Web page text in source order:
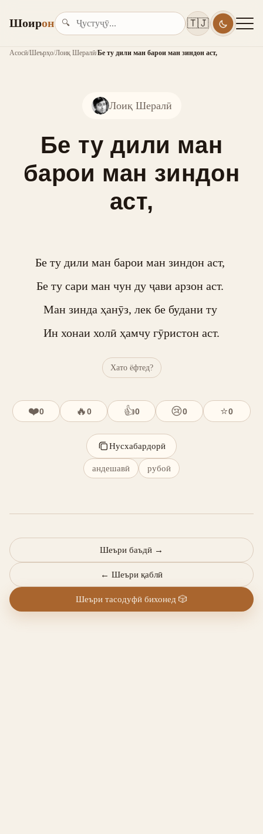
Шоирон 🔍 🇹🇯
Асосӣ/Шеърҳо/Лоиқ Шералӣ/Бе ту дили ман барои ман зиндон аст,
Лоиқ Шералӣ
Бе ту дили ман
барои ман зиндон
аст,
Бе ту дили ман барои ман зиндон аст,
Бе ту сари ман чун ду ҷави арзон аст.
Ман зинда ҳанӯз, лек бе будани ту
Ин хонаи холӣ ҳамчу гӯристон аст.
Хато ёфтед?
❤️0 🔥0 👍0 😢0 ⭐0
Нусхабардорӣ
андешавӣ рубоӣ
← Шеъри қаблӣ
Шеъри баъдӣ →
Шеъри тасодуфӣ бихонед 🎲